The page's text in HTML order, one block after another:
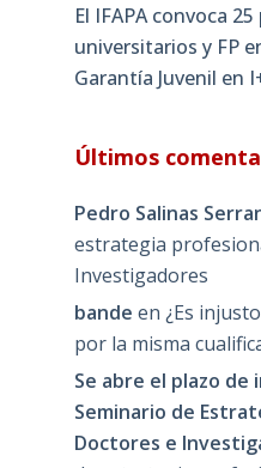
El IFAPA convoca
universitarios y FP
Garantía Juvenil en
Últimos
Pedro Salinas
estrategia
Investigadores
bande en ¿Es
por la misma
Se abre el plazo de
Seminario de
Doctores e